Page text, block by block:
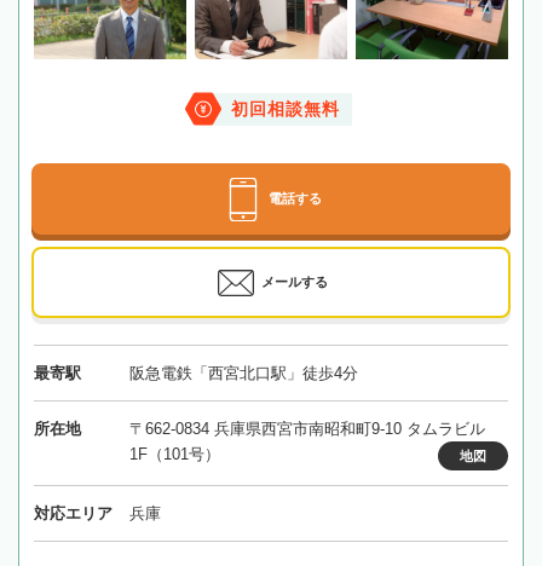
初回相談無料
電話する
メールする
最寄駅 阪急電鉄「西宮北口駅」徒歩4分
所在地
〒662-0834 兵庫県西宮市南昭和町9-10 タムラビル
1F（101号）
地図
対応エリア 兵庫